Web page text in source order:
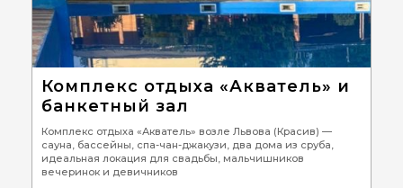
Комплекс отдыха «Акватель» и
банкетный зал
Комплекс отдыха «Акватель» возле Львова (Красив) —
сауна, бассейны, спа-чан-джакузи, два дома из сруба,
идеальная локация для свадьбы, мальчишников
вечеринок и девичников